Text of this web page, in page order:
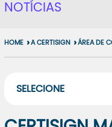
NOTÍCIAS
HOME A CERTISIGN ÁREA DE
SELECIONE